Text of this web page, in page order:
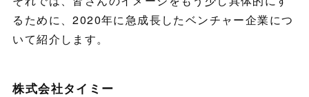
るために、2020年に急成長したベンチャー企業につ
いて紹介します。
株式会社タイミー